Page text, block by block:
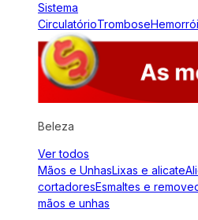
Sistema
CirculatórioTrombose
Beleza
Ver todos
Mãos e UnhasLixas e alicate
cortadoresEsmaltes e
mãos e unhas